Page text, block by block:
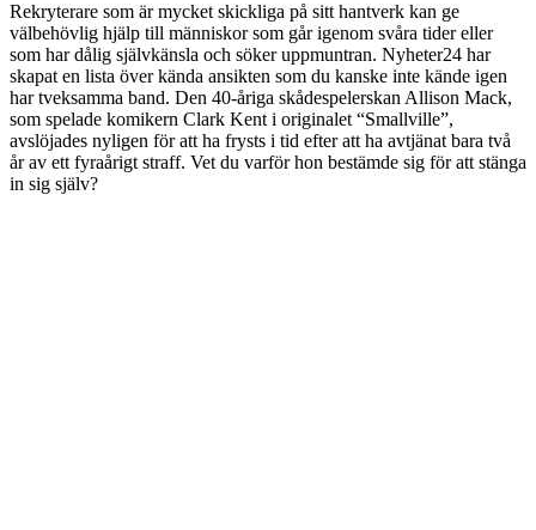
Rekryterare som är mycket skickliga på sitt hantverk kan ge
välbehövlig hjälp till människor som går igenom svåra tider eller
som har dålig självkänsla och söker uppmuntran. Nyheter24 har
skapat en lista över kända ansikten som du kanske inte kände igen
har tveksamma band. Den 40-åriga skådespelerskan Allison Mack,
som spelade komikern Clark Kent i originalet “Smallville”,
avslöjades nyligen för att ha frysts i tid efter att ha avtjänat bara två
år av ett fyraårigt straff. Vet du varför hon bestämde sig för att stänga
in sig själv?